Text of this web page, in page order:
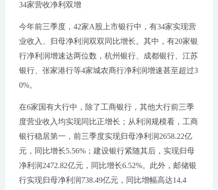
34家营收净利双增
今年前三季度，42家A股上市银行中，有34家实现营
业收入、归母净利润双双同比增长。其中，有20家银
行净利润增速达两位数，杭州银行、成都银行、江苏
银行、张家港行等4家城农商行净利润增速甚至超过3
0%。
在6家国有大行中，除了工商银行，其他大行前三季
度营业收入均实现同比正增长；从利润规模看，工商
银行稳居第一，前三季度实现归母净利润2658.22亿
元，同比增长5.56%；建设银行紧随其后，实现归母
净利润2472.82亿元，同比增长6.52%。此外，邮储银
行实现归母净利润738.49亿元，同比增幅高达14.4